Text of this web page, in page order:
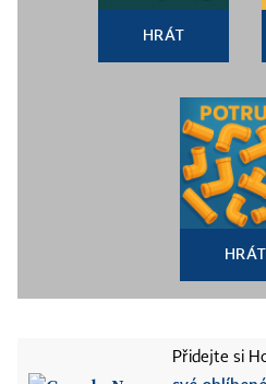
HRÁT
HRÁT
Přidejte si